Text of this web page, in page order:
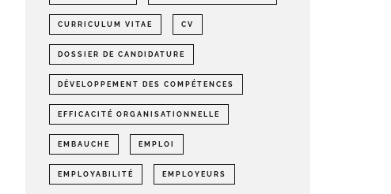
CURRICULUM VITAE CV
DOSSIER DE CANDIDATURE
DÉVELOPPEMENT DES COMPÉTENCES
EFFICACITÉ ORGANISATIONNELLE
EMBAUCHE EMPLOI
EMPLOYABILITÉ EMPLOYEURS